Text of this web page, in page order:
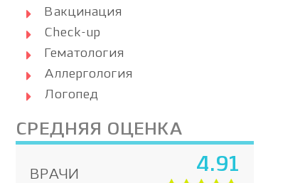
Вакцинация
Check-up
Гематология
Аллергология
Логопед
СРЕДНЯЯ ОЦЕНКА
ВРАЧИ 4.91